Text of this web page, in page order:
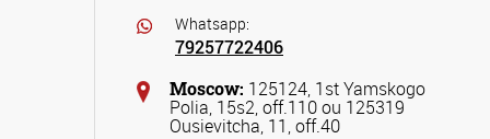
Whatsapp:
79257722406
Moscow: 125124, 1st Yamskogo
Polia, 15s2, off.110 ou 125319
Ousievitcha, 11, off.40